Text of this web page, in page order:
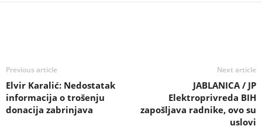
Previous article
Elvir Karalić: Nedostatak
informacija o trošenju
donacija zabrinjava
Next article
JABLANICA / JP
Elektroprivreda BIH
zapošljava radnike, ovo su
uslovi